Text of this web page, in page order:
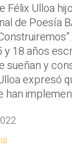
Félix Ulloa
de Poesía
y 18 años
sueñan y
expresó
han